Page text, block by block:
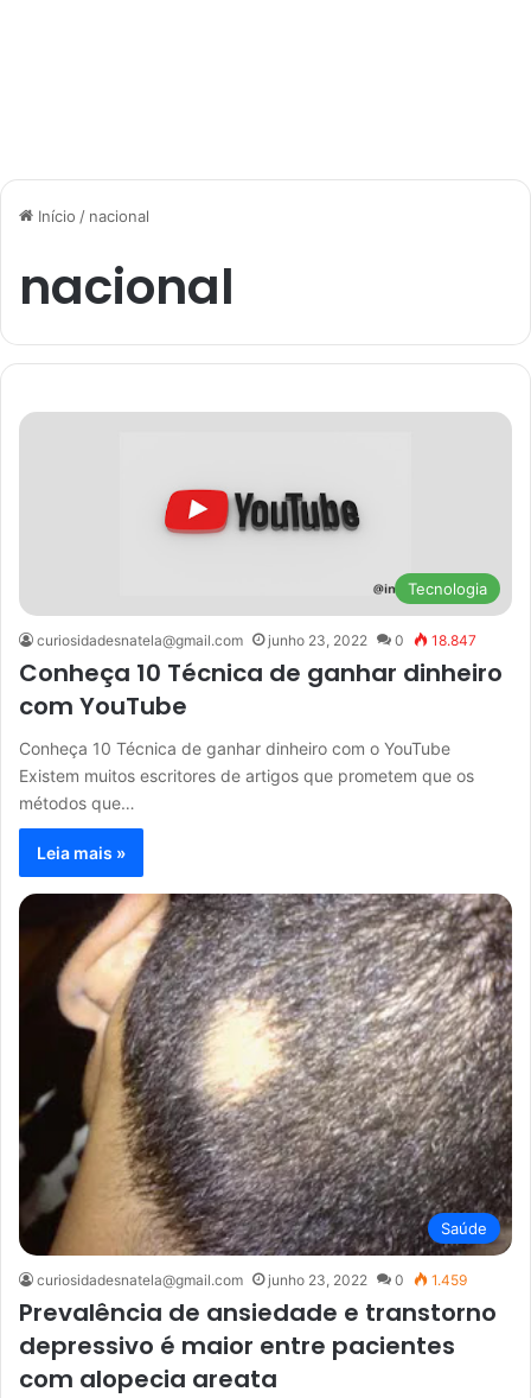
Início / nacional
nacional
Tecnologia
curiosidadesnatela@gmail.com junho 23, 2022 0 18.847
Conheça 10 Técnica de ganhar dinheiro
com YouTube
Conheça 10 Técnica de ganhar dinheiro com o YouTube
Existem muitos escritores de artigos que prometem que os
métodos que…
Leia mais »
Saúde
curiosidadesnatela@gmail.com junho 23, 2022 0 1.459
Prevalência de ansiedade e transtorno
depressivo é maior entre pacientes
com alopecia areata